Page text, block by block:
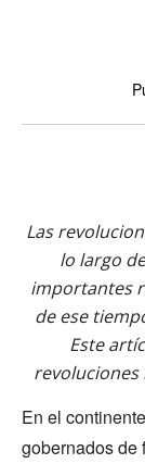
Las
lo largo
importantes
de ese
Este
revoluciones
En el
gobernados de